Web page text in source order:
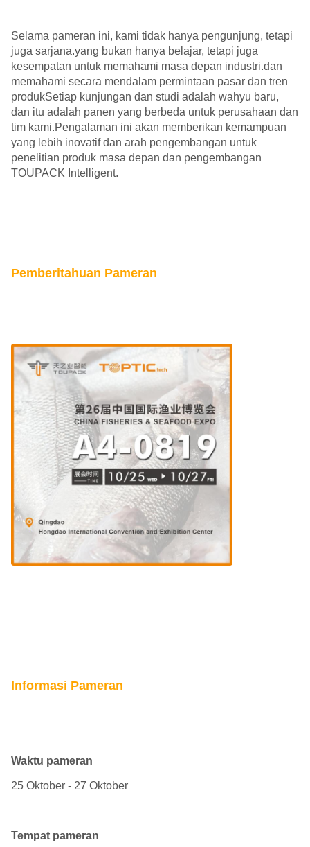
Selama pameran ini, kami tidak hanya pengunjung, tetapi
juga sarjana.yang bukan hanya belajar, tetapi juga
kesempatan untuk memahami masa depan industri.dan
memahami secara mendalam permintaan pasar dan tren
produkSetiap kunjungan dan studi adalah wahyu baru,
dan itu adalah panen yang berbeda untuk perusahaan dan
tim kami.Pengalaman ini akan memberikan kemampuan
yang lebih inovatif dan arah pengembangan untuk
penelitian produk masa depan dan pengembangan
TOUPACK Intelligent.
Pemberitahuan Pameran
Informasi Pameran
Waktu pameran
25 Oktober - 27 Oktober
Tempat pameran